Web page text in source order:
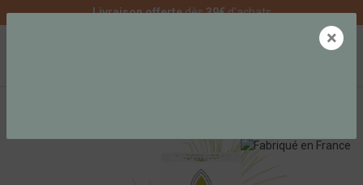
Livraison offertedès39€d'achats
×